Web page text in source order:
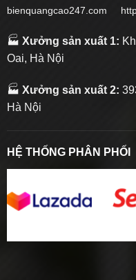
bienquangcao247.com
🏭 Xưởng sản xuất 1:
Oai, Hà Nội
🏭 Xưởng sản xuất 2:
Hà Nội
HỆ THỐNG PHÂN PHỐI